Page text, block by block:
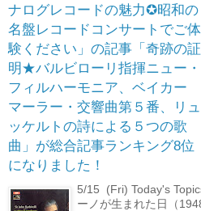
ナログレコードの魅力✪昭和の
名盤レコードコンサートでご体
験ください」の記事「奇跡の証
明★バルビローリ指揮ニュー・
フィルハーモニア、ベイカー
マーラー・交響曲第５番、リュ
ッケルトの詩による５つの歌
曲」が総合記事ランキング8位
になりました！
5/15 (Fri) Today's
ーノが生まれた日（